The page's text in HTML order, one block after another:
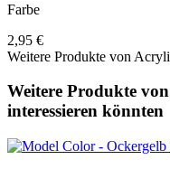
Farbe
2,95 €
Weitere Produkte von
Weitere Produkte
interessieren könnten